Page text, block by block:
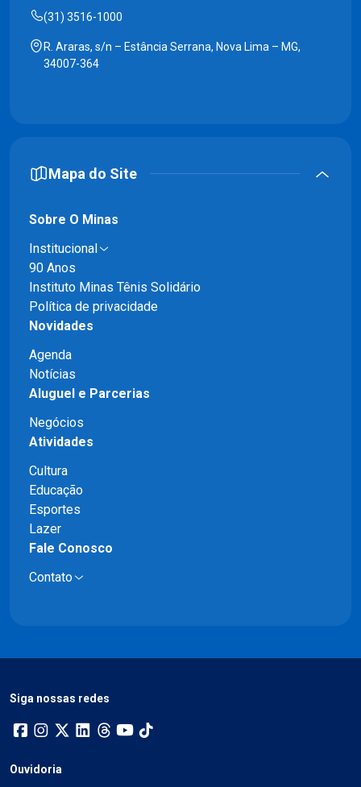
(31) 3516-1000
R. Araras, s/n – Estância Serrana, Nova Lima – MG,
34007-364
Mapa do Site
Sobre O Minas
Institucional
90 Anos
Instituto Minas Tênis Solidário
Política de privacidade
Novidades
Agenda
Notícias
Aluguel e Parcerias
Negócios
Atividades
Cultura
Educação
Esportes
Lazer
Fale Conosco
Contato
Siga nossas redes
Ouvidoria